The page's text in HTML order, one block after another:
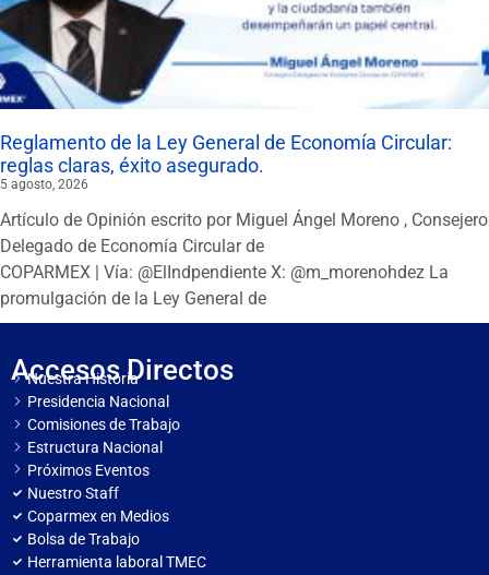
Reglamento de la Ley General de Economía Circular:
reglas claras, éxito asegurado.
5 agosto, 2026
Artículo de Opinión escrito por Miguel Ángel Moreno , Consejero
Delegado de Economía Circular de
COPARMEX | Vía: @ElIndpendiente X: @m_morenohdez La
promulgación de la Ley General de
Accesos Directos
Nuestra Historia
Presidencia Nacional
Comisiones de Trabajo
Estructura Nacional
Próximos Eventos
Nuestro Staff
Coparmex en Medios
Bolsa de Trabajo
Herramienta laboral TMEC